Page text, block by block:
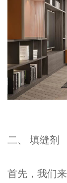
二、 填缝剂
首先，我们